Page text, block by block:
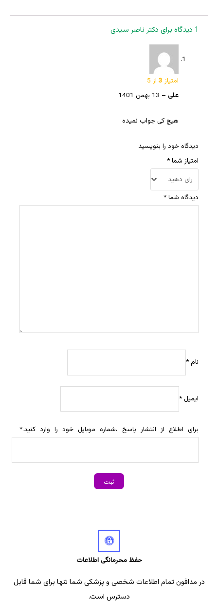
1 دیدگاه برای دکتر ناصر سیدی
امتیاز 3 از 5
علی – 13 بهمن 1401
هیچ کی جواب نمیده
دیدگاه خود را بنویسید
امتیاز شما*
دیدگاه شما*
نام*
ایمیل*
برای اطلاع از انتشار پاسخ ،شماره موبایل خود را وارد کنید.*
حفظ محرمانگی اطلاعات
در مدافون تمام اطلاعات شخصی و پزشکی شما تنها برای شما قابل
دسترس است.